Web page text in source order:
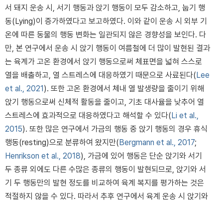
서 돼지 운송 시, 서기 행동과 앉기 행동이 모두 감소하고, 눕기 행
동(Lying)이 증가하였다고 보고하였다. 이와 같이 운송 시 외부 기
온에 따른 동물의 행동 변화는 일관되지 않은 경향성을 보인다. 다
만, 본 연구에서 운송 시 앉기 행동이 여름철에 더 많이 발현된 결과
는 육계가 고온 환경에서 앉기 행동으로써 체표면을 넓혀 스스로
열을 배출하고, 열 스트레스에 대응하였기 때문으로 사료된다(Lee
et al., 2021). 또한 고온 환경에서 체내 열 발생량을 줄이기 위해
앉기 행동으로써 신체적 활동을 줄이고, 기초 대사율을 낮추어 열
스트레스에 효과적으로 대응하였다고 해석할 수 있다(Li et al.,
2015). 또한 많은 연구에서 가금의 행동 중 앉기 행동의 경우 휴식
행동(resting)으로 분류하여 왔지만(Bergmann et al., 2017;
Henrikson et al., 2018), 가금에 있어 행동은 단순 앉기와 서기
두 종류 외에도 다른 수많은 종류의 행동이 발현되므로, 앉기와 서
기 두 행동만의 발현 정도를 비교하여 육계 복지를 평가하는 것은
적절하지 않을 수 있다. 따라서 추후 연구에서 육계 운송 시 앉기와